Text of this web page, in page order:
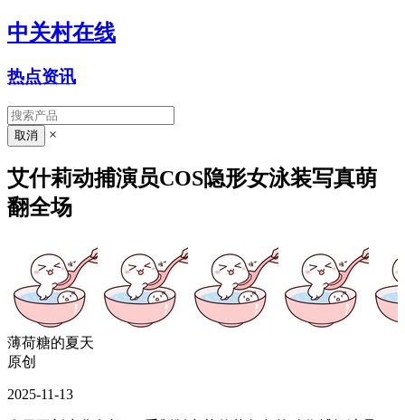
中关村在线
热点资讯
×
艾什莉动捕演员COS隐形女泳装写真萌
翻全场
薄荷糖的夏天
原创
2025-11-13